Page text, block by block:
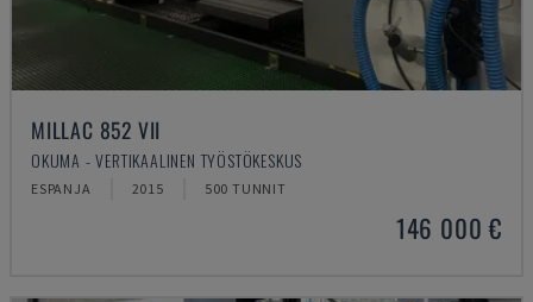
MILLAC 852 VII
OKUMA - VERTIKAALINEN TYÖSTÖKESKUS
ESPANJA 2015 500 TUNNIT
146 000 €